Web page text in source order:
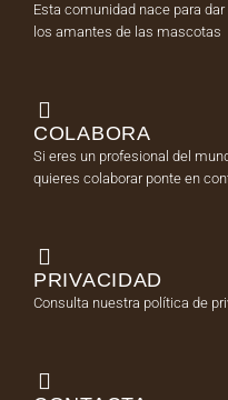
Esta comunidad nace para
los amantes de las mascotas
COLABORA
Si eres un profesional del
quieres colaborar ponte en
PRIVACIDAD
Consulta nuestra política de